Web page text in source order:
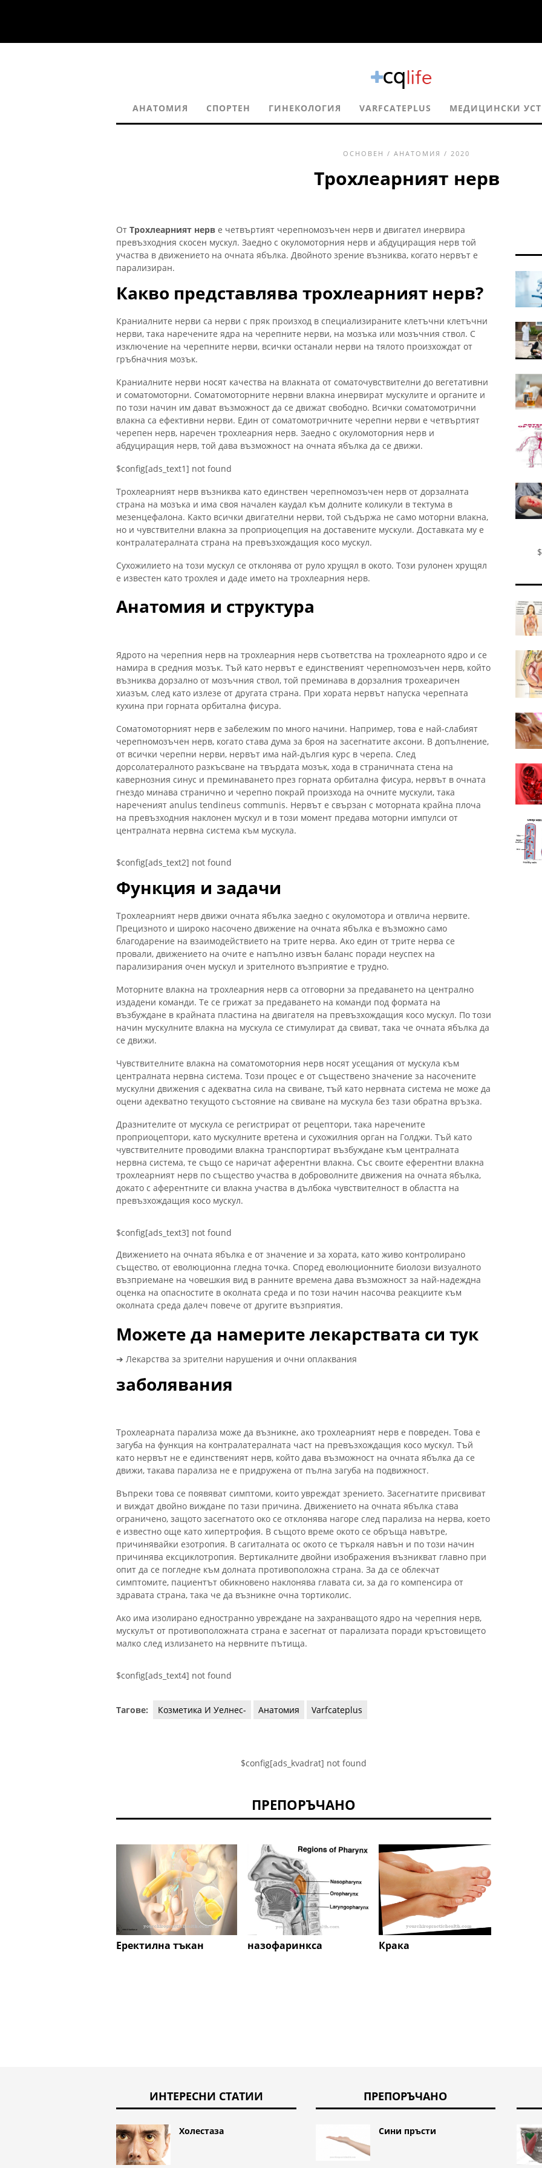
АНАТОМИЯ СПОРТЕН ГИНЕКОЛОГИЯ VARFCATEPLUS МЕДИЦИНСКИ
ОСНОВЕН / АНАТОМИЯ / 2020
Трохлеарният нерв
От Трохлеарният нерв е четвъртият черепномозъчен нерв и двигател инервира
превъзходния скосен мускул. Заедно с окуломоторния нерв и абдуциращия нерв той
участва в движението на очната ябълка. Двойното зрение възниква, когато нервът е
парализиран.
Какво представлява трохлеарният нерв?
Краниалните нерви са нерви с пряк произход в специализираните клетъчни клетъчни
нерви, така наречените ядра на черепните нерви, на мозъка или мозъчния ствол. С
изключение на черепните нерви, всички останали нерви на тялото произхождат от
гръбначния мозък.
Краниалните нерви носят качества на влакната от соматочувствителни до вегетативни
и соматомоторни. Соматомоторните нервни влакна инервират мускулите и органите и
по този начин им дават възможност да се движат свободно. Всички соматомотрични
влакна са ефективни нерви. Един от соматомотричните черепни нерви е четвъртият
черепен нерв, наречен трохлеарния нерв. Заедно с окуломоторния нерв и
абдуциращия нерв, той дава възможност на очната ябълка да се движи.
$config[ads_text1] not found
Трохлеарният нерв възниква като единствен черепномозъчен нерв от дорзалната
страна на мозъка и има своя начален каудал към долните коликули в тектума в
мезенцефалона. Както всички двигателни нерви, той съдържа не само моторни влакна,
но и чувствителни влакна за проприоцепция на доставените мускули. Доставката му е
контралатералната страна на превъзхождащия косо мускул.
Сухожилието на този мускул се отклонява от руло хрущял в окото. Този рулонен хрущял
е известен като трохлея и даде името на трохлеарния нерв.
Анатомия и структура
Ядрото на черепния нерв на трохлеарния нерв съответства на трохлеарното ядро ​​и се
намира в средния мозък. Тъй като нервът е единственият черепномозъчен нерв, който
възниква дорзално от мозъчния ствол, той преминава в дорзалния трохеаричен
хиазъм, след като излезе от другата страна. При хората нервът напуска черепната
кухина при горната орбитална фисура.
Соматомоторният нерв е забележим по много начини. Например, това е най-слабият
черепномозъчен нерв, когато става дума за броя на засегнатите аксони. В допълнение,
от всички черепни нерви, нервът има най-дългия курс в черепа. След
дорсолатералното разкъсване на твърдата мозък, хода в страничната стена на
кавернозния синус и преминаването през горната орбитална фисура, нервът в очната
гнездо минава странично и черепно покрай произхода на очните мускули, така
нареченият anulus tendineus communis. Нервът е свързан с моторната крайна плоча
на превъзходния наклонен мускул и в този момент предава моторни импулси от
централната нервна система към мускула.
$config[ads_text2] not found
Функция и задачи
Трохлеарният нерв движи очната ябълка заедно с окуломотора и отвлича нервите.
Прецизното и широко насочено движение на очната ябълка е възможно само
благодарение на взаимодействието на трите нерва. Ако един от трите нерва се
провали, движението на очите е напълно извън баланс поради неуспех на
парализирания очен мускул и зрителното възприятие е трудно.
Моторните влакна на трохлеарния нерв са отговорни за предаването на централно
издадени команди. Те се грижат за предаването на команди под формата на
възбуждане в крайната пластина на двигателя на превъзхождащия косо мускул. По този
начин мускулните влакна на мускула се стимулират да свиват, така че очната ябълка да
се движи.
Чувствителните влакна на соматомоторния нерв носят усещания от мускула към
централната нервна система. Този процес е от съществено значение за насочените
мускулни движения с адекватна сила на свиване, тъй като нервната система не може да
оцени адекватно текущото състояние на свиване на мускула без тази обратна връзка.
Дразнителите от мускула се регистрират от рецептори, така наречените
проприоцептори, като мускулните вретена и сухожилния орган на Голджи. Тъй като
чувствителните проводими влакна транспортират възбуждане към централната
нервна система, те също се наричат ​​аферентни влакна. Със своите еферентни влакна
трохлеарният нерв по същество участва в доброволните движения на очната ябълка,
докато с аферентните си влакна участва в дълбока чувствителност в областта на
превъзхождащия косо мускул.
$config[ads_text3] not found
Движението на очната ябълка е от значение и за хората, като живо контролирано
същество, от еволюционна гледна точка. Според еволюционните биолози визуалното
възприемане на човешкия вид в ранните времена дава възможност за най-надеждна
оценка на опасностите в околната среда и по този начин насочва реакциите към
околната среда далеч повече от другите възприятия.
Можете да намерите лекарствата си тук
➔ Лекарства за зрителни нарушения и очни оплаквания
заболявания
Трохлеарната парализа може да възникне, ако трохлеарният нерв е повреден. Това е
загуба на функция на контралатералната част на превъзхождащия косо мускул. Тъй
като нервът не е единственият нерв, който дава възможност на очната ябълка да се
движи, такава парализа не е придружена от пълна загуба на подвижност.
Въпреки това се появяват симптоми, които увреждат зрението. Засегнатите присвиват
и виждат двойно виждане по тази причина. Движението на очната ябълка става
ограничено, защото засегнатото око се отклонява нагоре след парализа на нерва, което
е известно още като хипертрофия. В същото време окото се обръща навътре,
причинявайки езотропия. В сагиталната ос окото се търкаля навън и по този начин
причинява ексциклотропия. Вертикалните двойни изображения възникват главно при
опит да се погледне към долната противоположна страна. За да се облекчат
симптомите, пациентът обикновено наклонява главата си, за да го компенсира от
здравата страна, така че да възникне очна тортиколис.
Ако има изолирано едностранно увреждане на захранващото ядро ​​на черепния нерв,
мускулът от противоположната страна е засегнат от парализата поради кръстовището
малко след излизането на нервните пътища.
$config[ads_text4] not found
Тагове: Козметика И Уелнес- Анатомия Varfcateplus
$config[ads_kvadrat] not found
ПРЕПОРЪЧАНО
Еректилна тъкан назофаринкса Крака
ИНТЕРЕСНИ СТАТИИ
Холестаза
ПРЕПОРЪЧАНО
Сини пръсти